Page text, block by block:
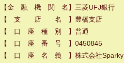
【金 融 機 関 名】三菱UFJ銀行
【 支 店 名 】豊橋支店
【 口 座 種 別 】普通
【 口 座 番 号 】0450845
【 口 座 名 義 】株式会社Sparky